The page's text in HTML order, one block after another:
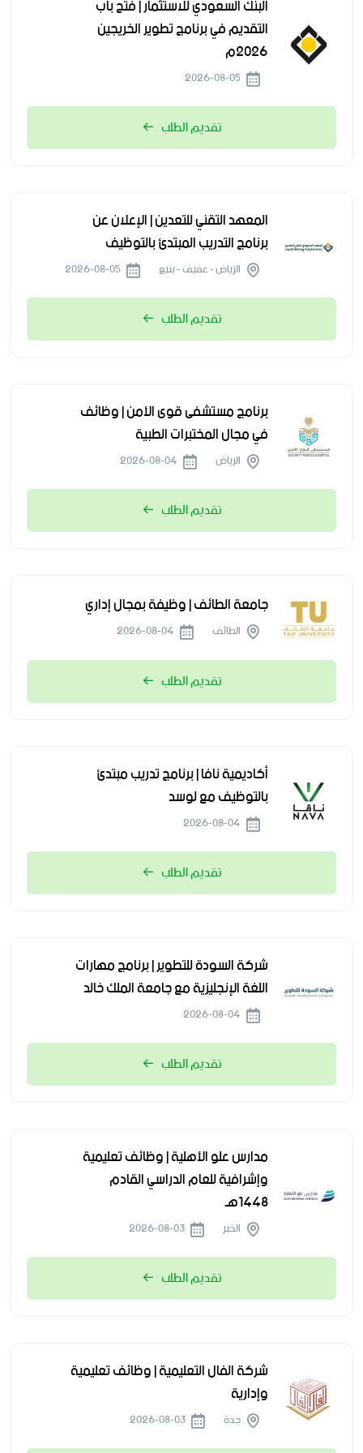
التقديم في برنامج تطوير الخريجين
2026م
تقديم الطلب
المعهد التقني للتعدين | الإعلان عن
برنامج التدريب المبتدئ بالتوظيف
الرياض - عفيف - ينبع
تقديم الطلب
برنامج مستشفى قوى الأمن | وظائف
في مجال المختبرات الطبية
الرياض
تقديم الطلب
جامعة الطائف | وظيفة بمجال إداري
الطائف
تقديم الطلب
أكاديمية نافا | برنامج تدريب مبتدئ
بالتوظيف مع لوسد
تقديم الطلب
شركة السودة للتطوير | برنامج مهارات
اللغة الإنجليزية مع جامعة الملك خالد
تقديم الطلب
مدارس علو الأهلية | وظائف تعليمية
وإشرافية للعام الدراسي القادم
1448هـ
الخبر
تقديم الطلب
شركة الفال التعليمية | وظائف تعليمية
وإدارية
جدة